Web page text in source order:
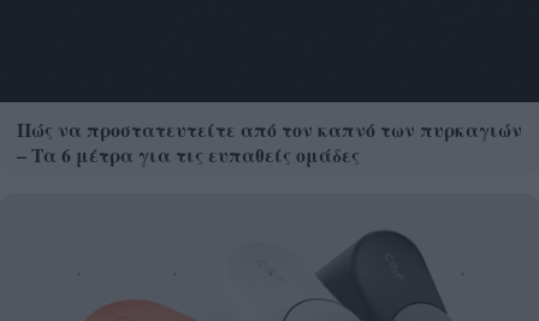
Πώς να προστατευτείτε από τον καπνό των πυρκαγιών
– Τα 6 μέτρα για τις ευπαθείς ομάδες